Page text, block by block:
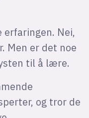
erfaringen. Nei,
Men er det noe
til å lære.
og tror de